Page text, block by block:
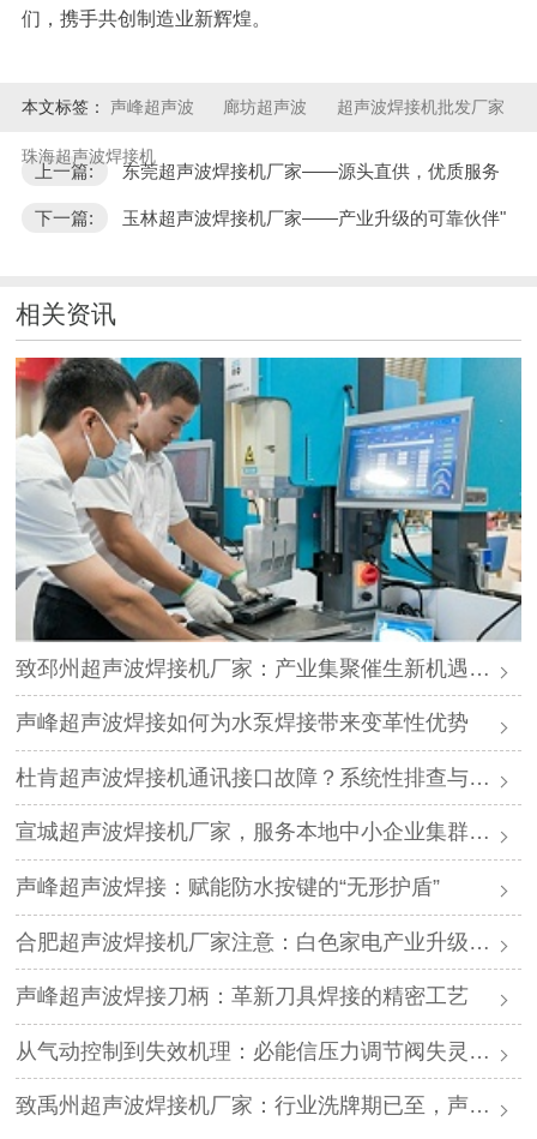
们，携手共创制造业新辉煌。
本文标签： 声峰超声波 廊坊超声波 超声波焊接机批发厂家
珠海超声波焊接机
上一篇: 东莞超声波焊接机厂家——源头直供，优质服务
下一篇: 玉林超声波焊接机厂家——产业升级的可靠伙伴"
相关资讯
致邳州超声波焊接机厂家：产业集聚催生新机遇，声峰源头工厂邀您抱团发展
声峰超声波焊接如何为水泵焊接带来变革性优势
杜肯超声波焊接机通讯接口故障？系统性排查与专业解决方案
宣城超声波焊接机厂家，服务本地中小企业集群，声峰ODM贴牌助您轻装上阵
声峰超声波焊接：赋能防水按键的“无形护盾”
合肥超声波焊接机厂家注意：白色家电产业升级，声峰源头工厂诚邀加盟
声峰超声波焊接刀柄：革新刀具焊接的精密工艺
从气动控制到失效机理：必能信压力调节阀失灵的深度解析与专业修复
致禹州超声波焊接机厂家：行业洗牌期已至，声峰源头工厂邀您抱团取暖